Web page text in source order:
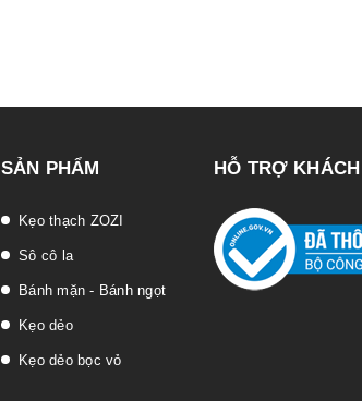
SẢN PHẨM
Kẹo thạch ZOZI
Sô cô la
Bánh mặn - Bánh ngọt
Kẹo dẻo
Kẹo dẻo bọc vỏ
HỖ TRỢ